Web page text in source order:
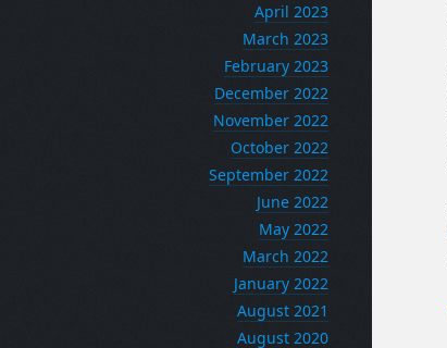
April 2023
March 2023
February 2023
December 2022
November 2022
October 2022
September 2022
June 2022
May 2022
March 2022
January 2022
August 2021
August 2020